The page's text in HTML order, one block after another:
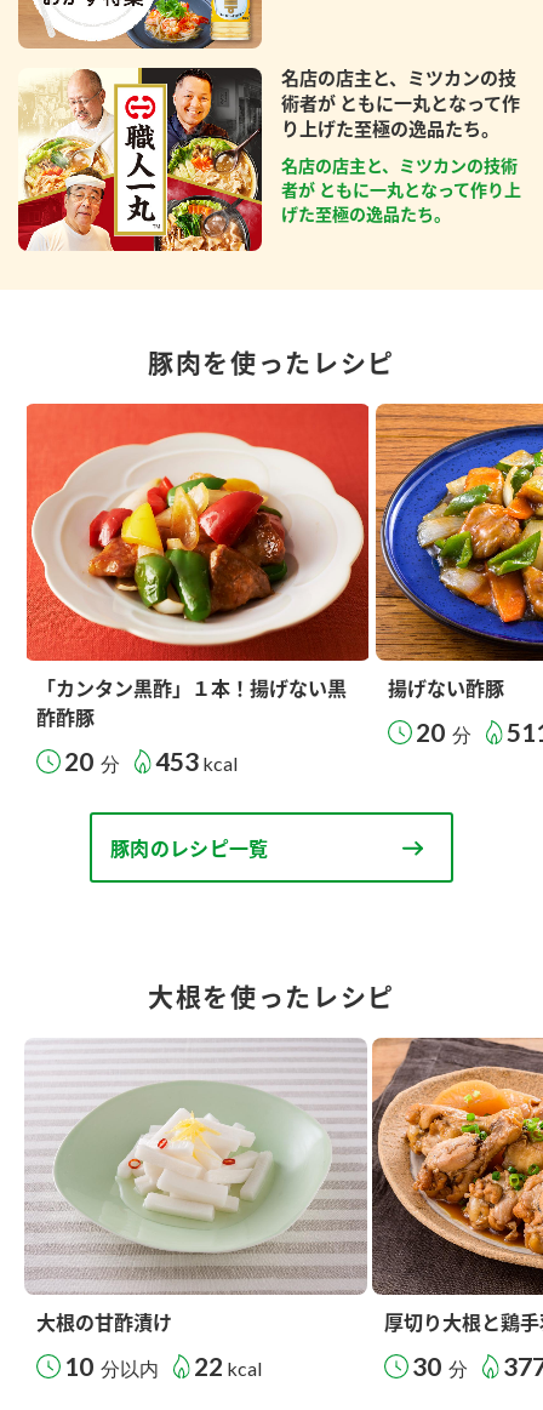
名店の店主と、ミツカンの技
術者が ともに一丸となって作
り上げた至極の逸品たち。
名店の店主と、ミツカンの技術
者が ともに一丸となって作り上
げた至極の逸品たち。
豚肉を使ったレシピ
「カンタン黒酢」１本！揚げない黒
酢酢豚
20 分 453 kcal
揚げない酢豚
20 分
豚肉のレシピ一覧
大根を使ったレシピ
大根の甘酢漬け
10 分以内 22 kcal
厚切り大根と鶏
30 分